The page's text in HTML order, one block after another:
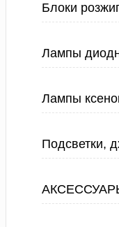
Блоки
Лампы
Лампы
Подсветки,